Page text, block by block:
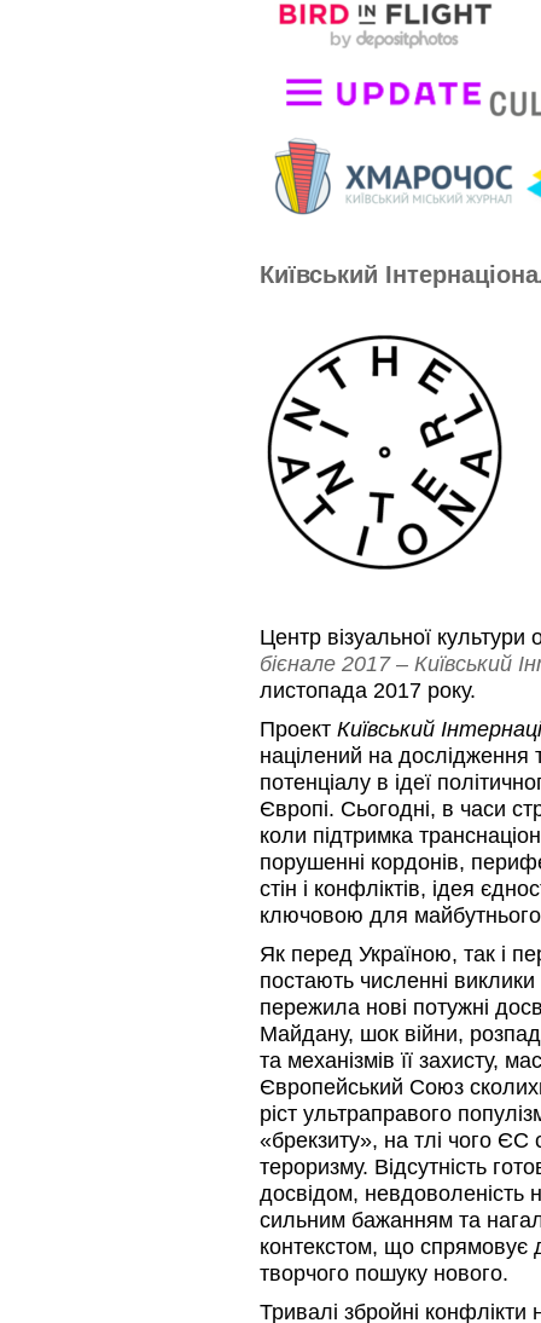
Київський
Центр візуальної
бієнале 2017 – Київський
листопада 2017 року.
Проект Київський
націлений на дослідження
потенціалу в ідеї
Європі. Сьогодні, в часи
коли підтримка
порушенні кордонів,
стін і конфліктів, ідея
ключовою для
Як перед Україною, так і
постають численні
пережила нові потужні
Майдану, шок війни,
та механізмів її захисту,
Європейський Союз
ріст ультраправого
«брекзиту», на тлі чого
тероризму. Відсутність
досвідом, невдоволеність
сильним бажанням та
контекстом, що спрямовує
творчого пошуку нового.
Тривалі збройні